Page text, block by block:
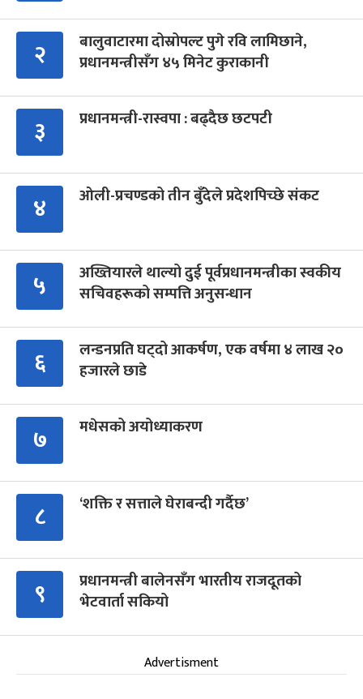
२
बालुवाटारमा दोस्रोपल्ट पुगे रवि लामिछाने,
प्रधानमन्त्रीसँग ४५ मिनेट कुराकानी
३ प्रधानमन्त्री-रास्वपा : बढ्दैछ छटपटी
४ ओली-प्रचण्डको तीन बुँदेले प्रदेशपिच्छे संकट
५
अख्तियारले थाल्यो दुई पूर्वप्रधानमन्त्रीका स्वकीय
सचिवहरूको सम्पत्ति अनुसन्धान
६
लन्डनप्रति घट्दो आकर्षण, एक वर्षमा ४ लाख २०
हजारले छाडे
७ मधेसको अयोध्याकरण
८ ‘शक्ति र सत्ताले घेराबन्दी गर्दैछ’
९
प्रधानमन्त्री बालेनसँग भारतीय राजदूतको
भेटवार्ता सकियो
Advertisment